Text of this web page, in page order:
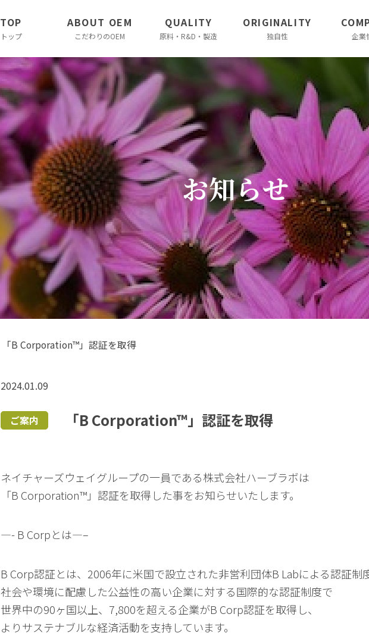
TOP
トップ
ABOUT OEM
こだわりのOEM
QUALITY
原料・R&D・製造
ORIGINALITY
独自性 企業
お知らせ
「B Corporation™」認証を取得
2024.01.09
ご案内 「B Corporation™」認証を取得
ネイチャーズウェイグループの一員である株式会社ハーブラボは
「B Corporation™」認証を取得した事をお知らせいたします。
—- B Corpとは—–
B Corp認証とは、2006年に米国で設立された非営利団体B Labによる認証制度
社会や環境に配慮した公益性の高い企業に対する国際的な認証制度で
世界中の90ヶ国以上、7,800を超える企業がB Corp認証を取得し、
よりサステナブルな経済活動を支持しています。